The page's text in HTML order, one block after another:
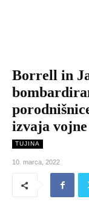
Borrell in
izvaja
TUJINA
10. marca, 2022